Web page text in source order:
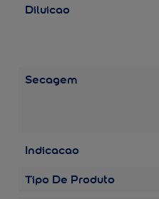
Diluicao
Secagem
Indicacao
Tipo De Produto